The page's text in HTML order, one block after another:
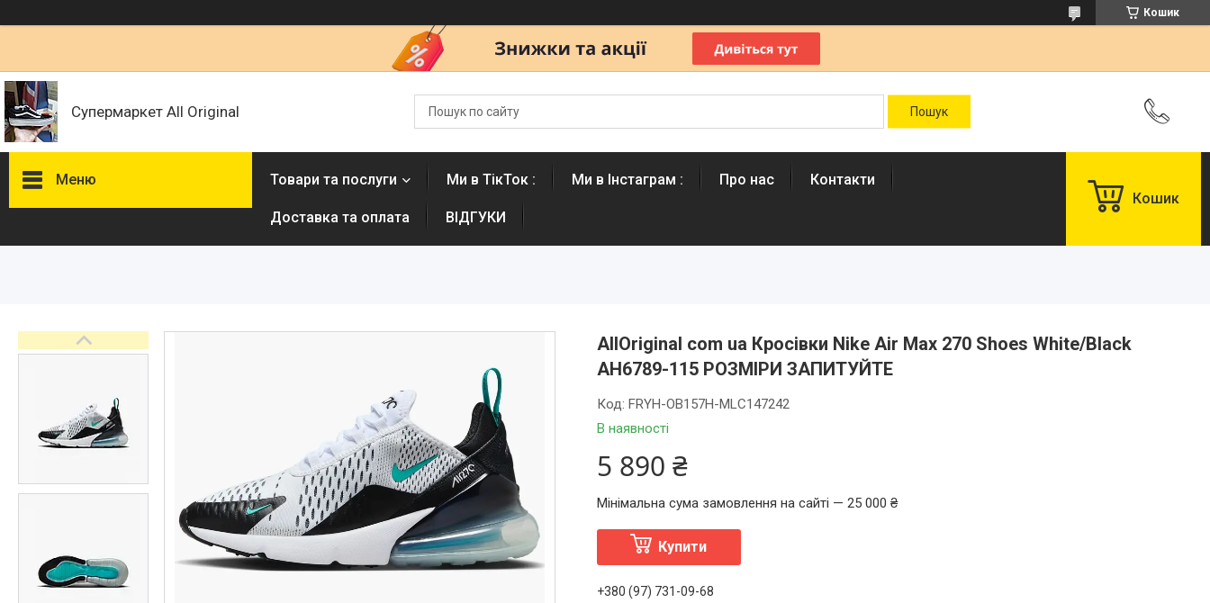
Кошик
Супермаркет All Original
Меню Товари та послуги Ми в ТікТок : Ми в Інстаграм : Про нас Контакти
Доставка та оплата ВІДГУКИ
Кошик
AllOriginal com ua Кросівки Nike Air Max 270 Shoes White/Black
AH6789-115 РОЗМІРИ ЗАПИТУЙТЕ
В наявності
Код: FRYH-OB157H-MLC147242
5 890 ₴
Мінімальна сума замовлення на сайті — 25 000 ₴
Купити
+380 (97) 731-09-68